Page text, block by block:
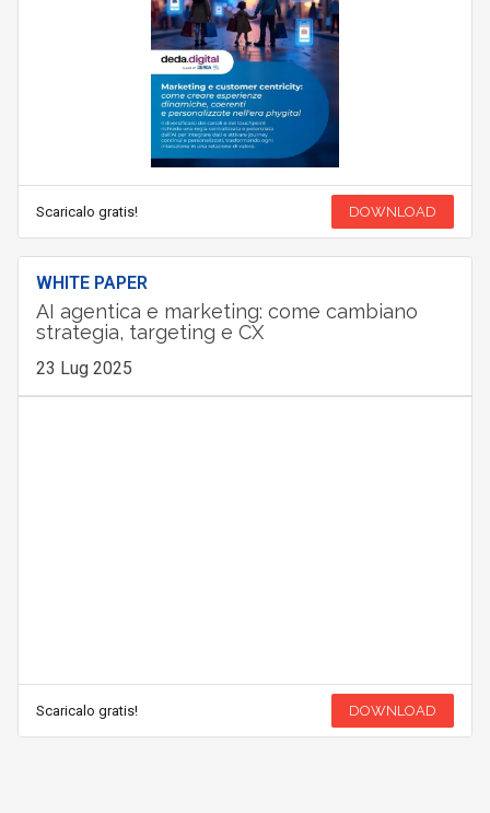
Scaricalo gratis! DOWNLOAD
WHITE PAPER
AI agentica e marketing: come cambiano
strategia, targeting e CX
23 Lug 2025
Scaricalo gratis! DOWNLOAD